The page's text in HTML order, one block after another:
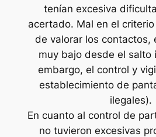
tenían excesiva
acertado. Mal en el
de valorar los contactos,
muy bajo desde el salto
embargo, el control y
establecimiento de
ilegales).
En cuanto al control de
no tuvieron excesivas